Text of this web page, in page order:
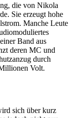
die von Nikola
Sie erzeugt hohe
Manche Leute
Band aus
deren MC und
durch
Volt.
sich über kurz